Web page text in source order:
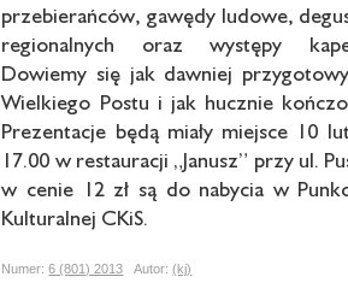
przebierańców, gawędy ludowe,
regionalnych oraz występy
Dowiemy się jak dawniej
Wielkiego Postu i jak hucznie
Prezentacje będą miały miejsce 10
17.00 w restauracji „Janusz” przy ul.
w cenie 12 zł są do nabycia w
Kulturalnej CKiS.
Numer:6 (801) 2013 Autor:(kj)